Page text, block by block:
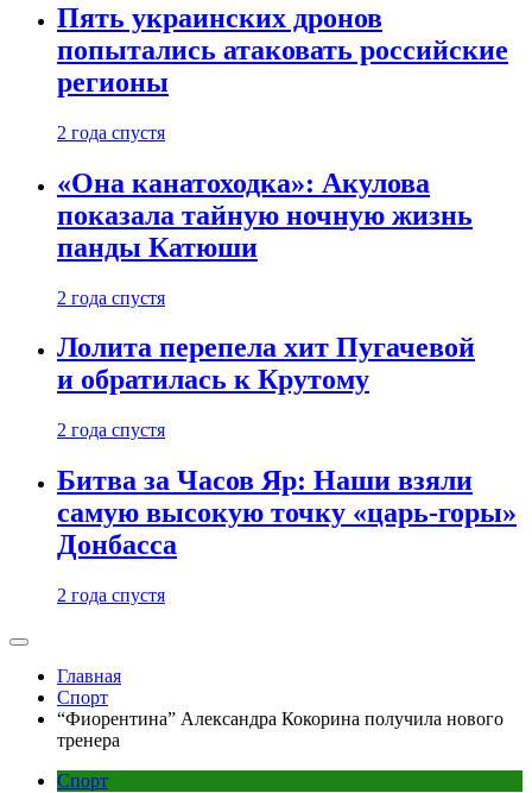
Пять украинских дронов
попытались атаковать российские
регионы
2 года спустя
«Она канатоходка»: Акулова
показала тайную ночную жизнь
панды Катюши
2 года спустя
Лолита перепела хит Пугачевой
и обратилась к Крутому
2 года спустя
Битва за Часов Яр: Наши взяли
самую высокую точку «царь-горы»
Донбасса
2 года спустя
Главная
Спорт
“Фиорентина” Александра Кокорина получила нового
тренера
Спорт